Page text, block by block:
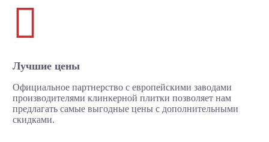

Лучшие цены
Официальное партнерство с европейскими заводами
производителями клинкерной плитки позволяет нам
предлагать самые выгодные цены с дополнительными
скидками.